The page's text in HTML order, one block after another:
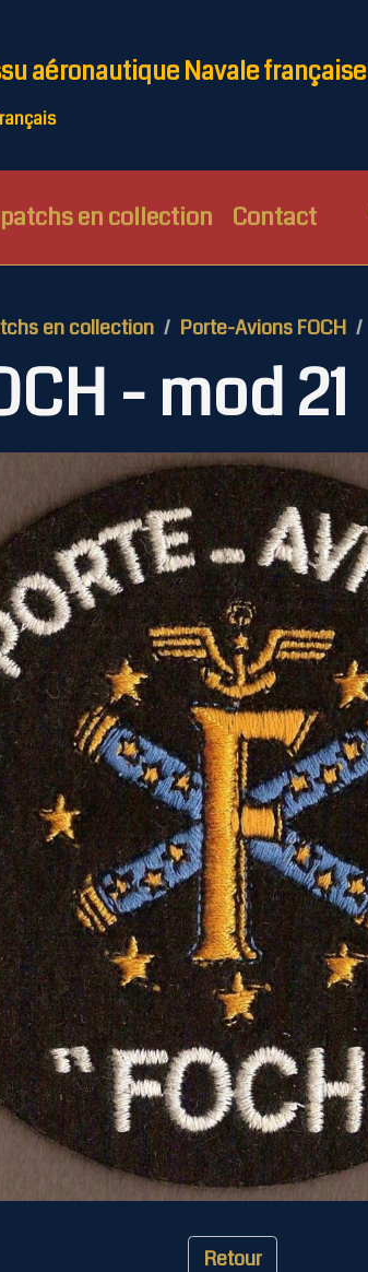
aéronautique Navale française
en collection Contact
en collection Porte-Avions FOCH
- mod 21
Retour